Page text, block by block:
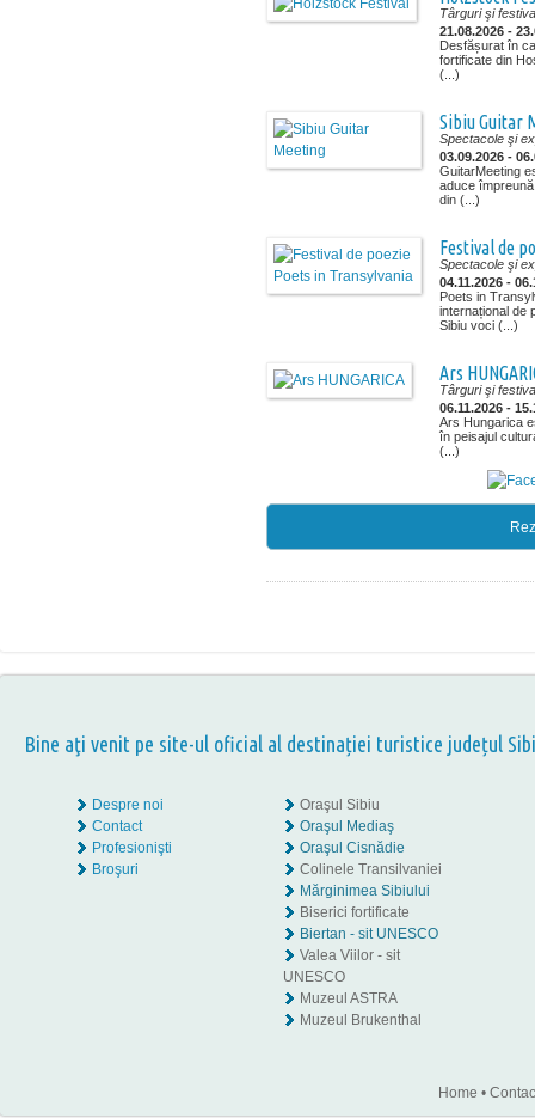
Târguri şi
21.08.2026 -
Desfășurat în
fortificate din
(...)
Sibiu Guitar
Spectacole şi
03.09.2026 -
GuitarMeeting
aduce
din (...)
Festival de
Spectacole şi
04.11.2026 -
Poets in
internațional de
Sibiu voci (...)
Ars
Târguri şi
06.11.2026 -
Ars Hungarica
în peisajul
(...)
Bine aţi venit pe site-ul oficial al destinației turistice județul
Despre noi
Contact
Profesionişti
Broşuri
Oraşul Sibiu
Oraşul Mediaş
Oraşul Cisnădie
Colinele Transilvaniei
Mărginimea Sibiului
Biserici fortificate
Biertan - sit UNESCO
Valea Viilor - sit
UNESCO
Muzeul ASTRA
Muzeul Brukenthal
Home •